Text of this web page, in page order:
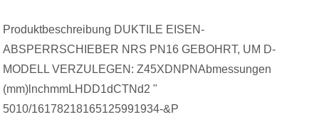
Produktbeschreibung DUKTILE EISEN-
ABSPERRSCHIEBER NRS PN16 GEBOHRT, UM D-
MODELL VERZULEGEN: Z45XDNPNAbmessungen
(mm)lnchmmLHDD1dCTNd2 "
5010/16178218165125991934-&P